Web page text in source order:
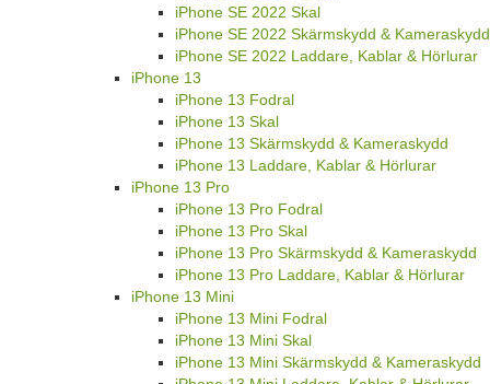
iPhone SE 2022 Skal
iPhone SE 2022 Skärmskydd & Kameraskydd
iPhone SE 2022 Laddare, Kablar & Hörlurar
iPhone 13
iPhone 13 Fodral
iPhone 13 Skal
iPhone 13 Skärmskydd & Kameraskydd
iPhone 13 Laddare, Kablar & Hörlurar
iPhone 13 Pro
iPhone 13 Pro Fodral
iPhone 13 Pro Skal
iPhone 13 Pro Skärmskydd & Kameraskydd
iPhone 13 Pro Laddare, Kablar & Hörlurar
iPhone 13 Mini
iPhone 13 Mini Fodral
iPhone 13 Mini Skal
iPhone 13 Mini Skärmskydd & Kameraskydd